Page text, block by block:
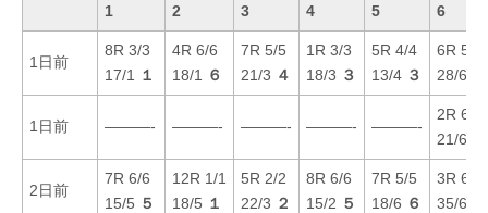
1 2 3 4 5 6
1日前
8R 3/3
17/1
１
4R 6/6
18/1
６
7R 5/5
21/3 ４
1R 3/3
18/3 ３
5R 4/4
13/4 ３
6R 5/6
28/6
1日前 ———- ———- ———- ———- ———-
2R 6/6
21/6
2日前
7R 6/6
15/5 ５
12R 1/1
18/5 １
5R 2/2
22/3 ２
8R 6/6
15/2 ５
7R 5/5
18/6 ６
3R 6/6
35/6